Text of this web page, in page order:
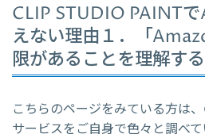
CLIP STUDIO PAINT
えない理由１．「
限があることを理解する
こちらのページをみている方は
サービスをご自身で色々と調べて